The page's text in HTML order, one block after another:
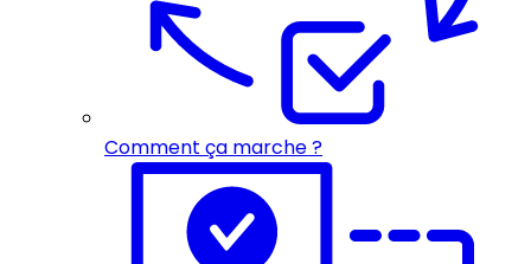
Comment ça marche ?